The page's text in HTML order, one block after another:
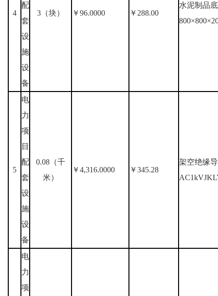
4
配
套
设
施
设
备
3（块） ￥96.0000 ￥288.00
水泥制品
5
电
力
项
目
配
套
设
施
设
备
0.08（千
米）
￥4,316.0000 ￥345.28
架空绝缘
电
力
项